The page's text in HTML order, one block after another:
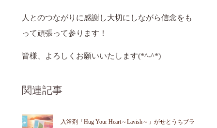
人とのつながりに感謝し大切にしながら信念をも
って頑張って参ります！
皆様、よろしくお願いいたします(*^-^*)
関連記事
入浴剤「Hug Your Heart～Lavish～」がせとうちブラ